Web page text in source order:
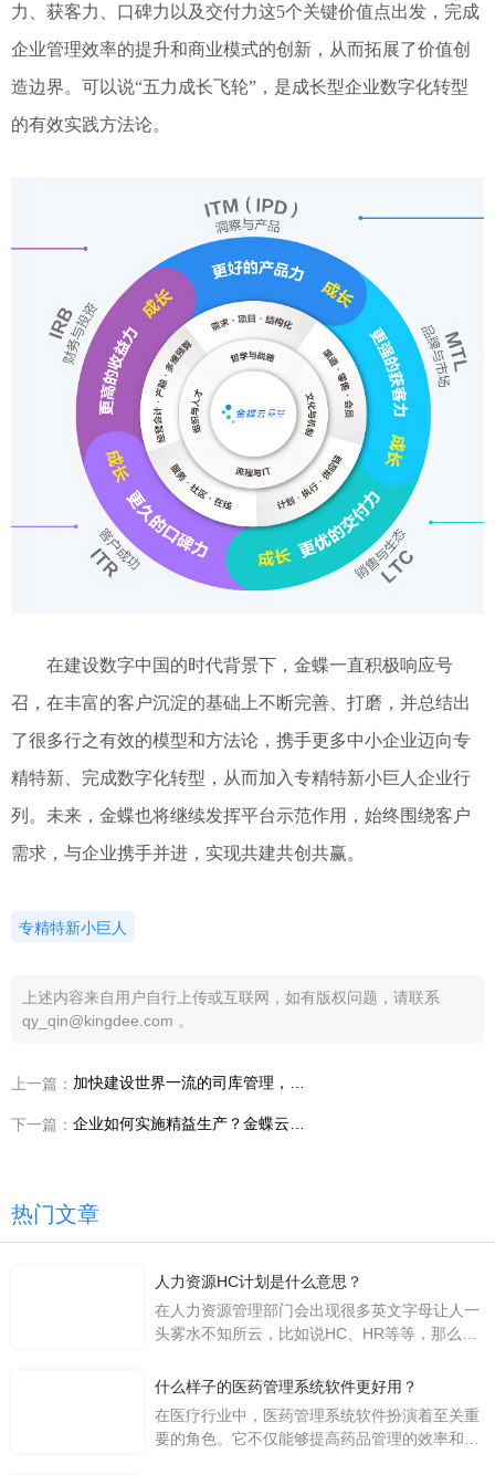
力、获客力、口碑力以及交付力这5个关键价值点出发，完成
企业管理效率的提升和商业模式的创新，从而拓展了价值创
造边界。可以说“五力成长飞轮”，是成长型企业数字化转型
的有效实践方法论。
在建设数字中国的时代背景下，金蝶一直积极响应号
召，在丰富的客户沉淀的基础上不断完善、打磨，并总结出
了很多行之有效的模型和方法论，携手更多中小企业迈向专
精特新、完成数字化转型，从而加入专精特新小巨人企业行
列。未来，金蝶也将继续发挥平台示范作用，始终围绕客户
需求，与企业携手并进，实现共建共创共赢。
专精特新小巨人
上述内容来自用户自行上传或互联网，如有版权问题，请联系
qy_qin@kingdee.com 。
上一篇：
下一篇：
热门文章
人力资源HC计划是什么意思？
在人力资源管理部门会出现很多英文字母让人一
头雾水不知所云，比如说HC、HR等等，那么它
么呢？
什么样子的医药管理系统软件更好用？
在医疗行业中，医药管理系统软件扮演着至关重
要的角色。它不仅能够提高药品管理的效率和准